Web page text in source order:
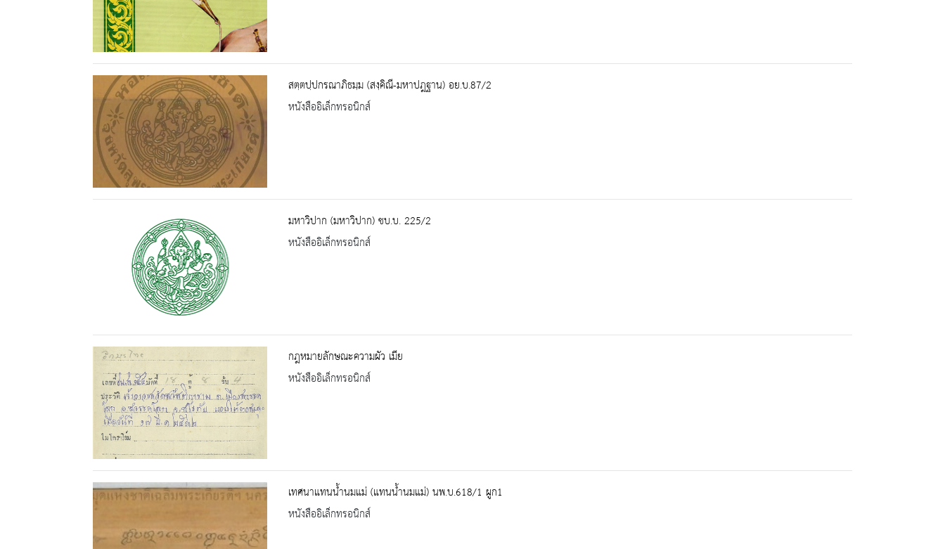
สตฺตปฺปกรณาภิธมฺม (สงฺคิณี-มหาปฎฐาน) อย.บ.87/2
หนังสืออิเล็กทรอนิกส์
มหาวิปาก (มหาวิปาก) ชบ.บ. 225/2
หนังสืออิเล็กทรอนิกส์
กฎหมายลักษณะความผัว เมีย
หนังสืออิเล็กทรอนิกส์
เทศนาแทนน้ำนมแม่ (แทนน้ำนมแม่) นพ.บ.618/1 ผูก1
หนังสืออิเล็กทรอนิกส์